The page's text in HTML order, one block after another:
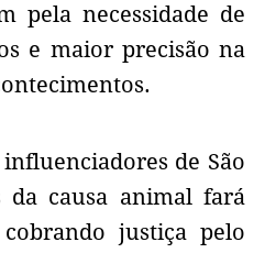
pela necessidade de
e maior precisão na
de São
da causa animal fará
justiça pelo